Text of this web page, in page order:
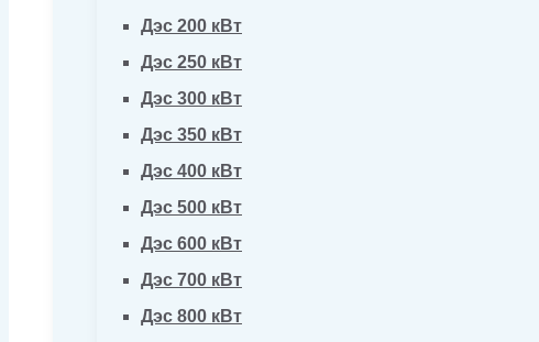
Дэс 200 кВт
Дэс 250 кВт
Дэс 300 кВт
Дэс 350 кВт
Дэс 400 кВт
Дэс 500 кВт
Дэс 600 кВт
Дэс 700 кВт
Дэс 800 кВт